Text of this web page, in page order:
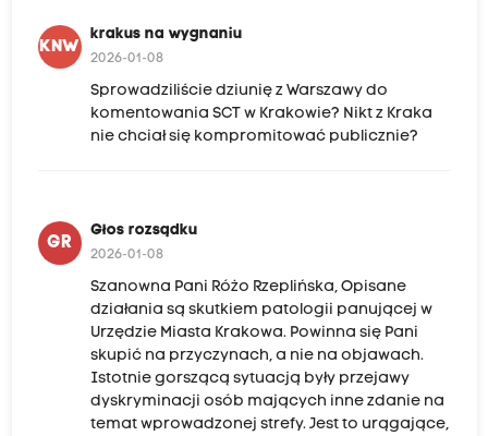
KNW
krakus na wygnaniu
2026-01-08
Sprowadziliście dziunię z Warszawy do
komentowania SCT w Krakowie? Nikt z Kraka
nie chciał się kompromitować publicznie?
GR
Głos rozsądku
2026-01-08
Szanowna Pani Różo Rzeplińska, Opisane
działania są skutkiem patologii panującej w
Urzędzie Miasta Krakowa. Powinna się Pani
skupić na przyczynach, a nie na objawach.
Istotnie gorszącą sytuacją były przejawy
dyskryminacji osób mających inne zdanie na
temat wprowadzonej strefy. Jest to urągające,